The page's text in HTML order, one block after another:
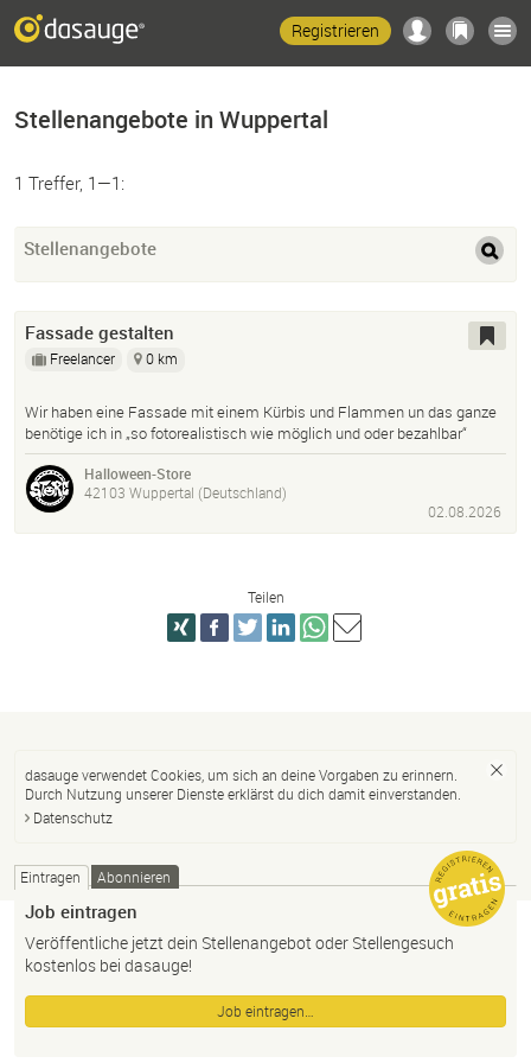
Registrieren
Stellenangebote in Wuppertal
1 Treffer, 1—1:
Stellenangebote
Fassade gestalten
Freelancer 0 km
Wir haben eine Fassade mit einem Kürbis und Flammen un das ganze
benötige ich in „so fotorealistisch wie möglich und oder bezahlbar“
Halloween-Store
42103 Wuppertal (Deutschland)
02.08.2026
Teilen
dasauge verwendet Cookies, um sich an deine Vorgaben zu erinnern.
Durch Nutzung unserer Dienste erklärst du dich damit einverstanden.
Datenschutz
Eintragen Abonnieren
Job eintragen
Veröffentliche jetzt dein Stellenangebot oder Stellengesuch
kostenlos bei dasauge!
Job eintragen…